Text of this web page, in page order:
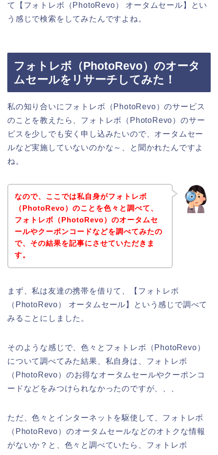
て【フォトレボ（PhotoRevo） オータムセール】とい
う感じで検索をしてみたんですよね。
フォトレボ（PhotoRevo）のオータ
ムセールをリサーチしてみた！
私の知り合いにフォトレボ（PhotoRevo）のサービス
のことを教えたら、フォトレボ（PhotoRevo）のサー
ビスを少しでも安く申し込みたいので、オータムセー
ルなど実施していないのかな～、と聞かれたんですよ
ね。
なので、ここでは私自身がフォトレボ
（PhotoRevo）のことを色々と調べて、
フォトレボ（PhotoRevo）のオータムセ
ールやクーポンコードなどを調べてみたの
で、その結果を記事にさせていただきま
す。
まず、私は友達の携帯を借りて、【フォトレボ
（PhotoRevo） オータムセール】という感じで調べて
みることにしました。
そのような感じで、色々とフォトレボ（PhotoRevo）
について調べてみた結果、私自身は、フォトレボ
（PhotoRevo）のお得なオータムセールやクーポンコ
ードなどをみつけられなかったのですが、、、
ただ、色々とインターネットを駆使して、フォトレボ
（PhotoRevo）のオータムセールなどのオトクな情報
がないか？と、色々と調べていたら、フォトレボ